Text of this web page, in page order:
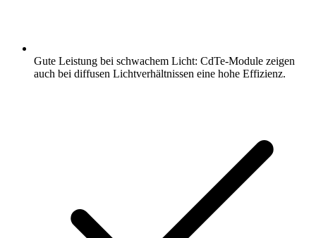
Gute Leistung bei schwachem Licht: CdTe-Module zeigen
auch bei diffusen Lichtverhältnissen eine hohe Effizienz.